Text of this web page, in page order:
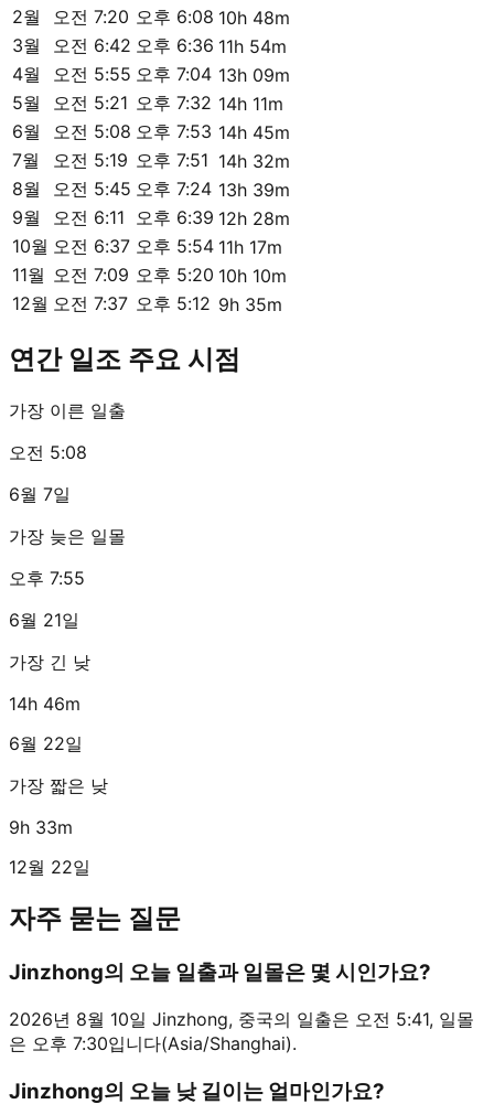
2월 오전 7:20 오후 6:08 10h 48m
3월
오전 6:42 오후 6:36 11h 54m
4월
오전 5:55 오후 7:04 13h 09m
5월
오전 5:21 오후 7:32 14h 11m
6월
오전 5:08 오후 7:53 14h 45m
7월
오전 5:19 오후 7:51 14h 32m
8월
오전 5:45 오후 7:24 13h 39m
9월
오전 6:11 오후 6:39 12h 28m
10월 오전 6:37 오후 5:54 11h 17m
11월 오전 7:09 오후 5:20 10h 10m
12월 오전 7:37 오후 5:12 9h 35m
연간 일조 주요 시점
가장 이른 일출
오전 5:08
6월 7일
가장 늦은 일몰
오후 7:55
6월 21일
가장 긴 낮
14h 46m
6월 22일
가장 짧은 낮
9h 33m
12월 22일
자주 묻는 질문
Jinzhong의 오늘 일출과 일몰은 몇 시인가요?
2026년 8월 10일 Jinzhong, 중국의 일출은 오전 5:41, 일몰
은 오후 7:30입니다(Asia/Shanghai).
Jinzhong의 오늘 낮 길이는 얼마인가요?